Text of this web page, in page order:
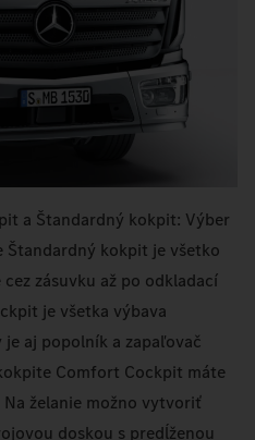
a Štandardný kokpit: Výber
Štandardný kokpit je všetko
zásuvku až po odkladací
je všetka výbava
aj popolník a zapaľovač
Comfort Cockpit máte
želanie možno vytvoriť
doskou s predĺženou